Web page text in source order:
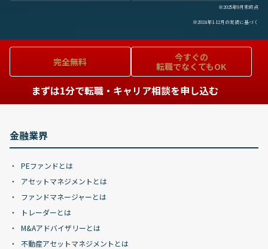
※2025年9月末時点
※2024年1-12月の実績に基づく
完全無料
今すぐの
転職でなくてもOK
まずは1分で転職・キャリア相談を申し込む
金融業界
PEファンドとは
アセットマネジメントとは
ファンドマネージャーとは
トレーダーとは
M&Aアドバイザリーとは
不動産アセットマネジメントとは